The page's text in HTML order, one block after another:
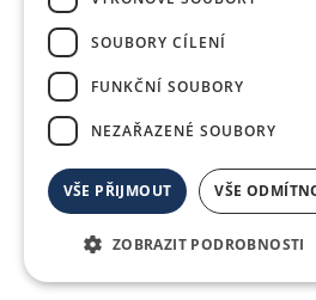
Kontakt
Ceník
Sledujte nás
Copyright ©2026 Repromeda
Zásady cookies
DE EN FR HR HU
SOUBORY CÍLENÍ
FUNKČNÍ SOUBORY
NEZAŘAZENÉ SOUBORY
VŠE PŘIJMOUT VŠE
ZOBRAZIT PODROBNOSTI